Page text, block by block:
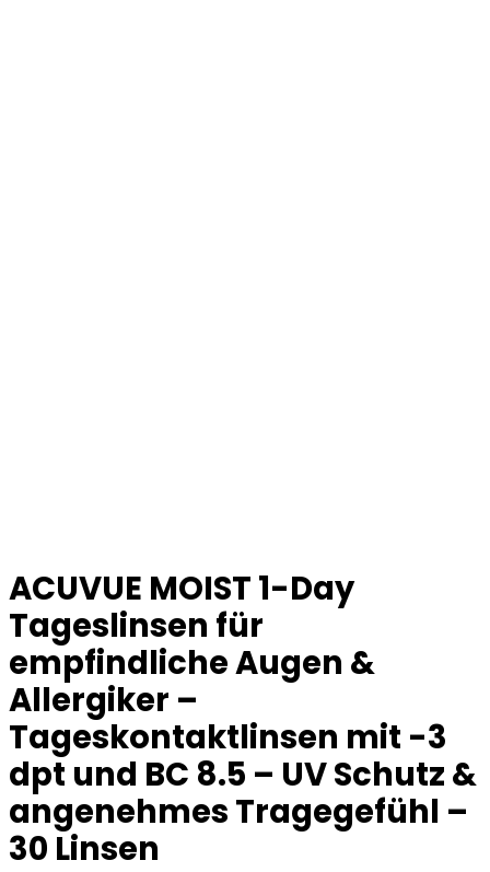
ACUVUE MOIST 1-Day
Tageslinsen für
empfindliche Augen &
Allergiker –
Tageskontaktlinsen mit -3
dpt und BC 8.5 – UV Schutz &
angenehmes Tragegefühl –
30 Linsen